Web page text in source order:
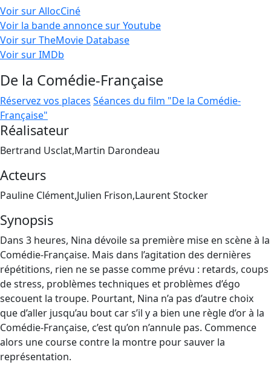
Voir sur AllocCiné
Voir la bande annonce sur Youtube
Voir sur TheMovie Database
Voir sur IMDb
De la Comédie-Française
Réservez vos places Séances du film "De la Comédie-
Française"
Réalisateur
Bertrand Usclat,Martin Darondeau
Acteurs
Pauline Clément,Julien Frison,Laurent Stocker
Synopsis
Dans 3 heures, Nina dévoile sa première mise en scène à la
Comédie-Française. Mais dans l’agitation des dernières
répétitions, rien ne se passe comme prévu : retards, coups
de stress, problèmes techniques et problèmes d’égo
secouent la troupe. Pourtant, Nina n’a pas d’autre choix
que d’aller jusqu’au bout car s’il y a bien une règle d’or à la
Comédie-Française, c’est qu’on n’annule pas. Commence
alors une course contre la montre pour sauver la
représentation.